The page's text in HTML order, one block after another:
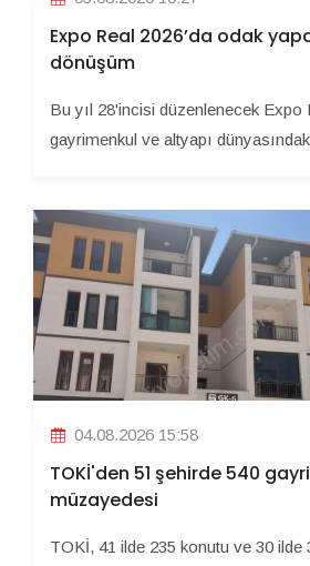
Expo Real 2026’da odak
dönüşüm
Bu yıl 28'incisi düzenlenecek Expo
gayrimenkul ve altyapı
04.08.2026 15:58
TOKİ'den 51 şehirde 540
müzayedesi
TOKİ, 41 ilde 235 konutu ve 30 ilde